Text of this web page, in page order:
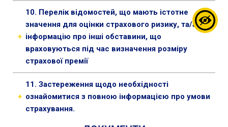
Договір набуває чинності з дати вказаної в
договорі, але не раніше надходження страхового
платежу на поточний рахунок Страховика.
Продовження строку дії Договору неможливе.
Акційні пропозиції відсутні.
+
10. Перелік відомостей, що мають істотне
значення для оцінки страхового ризику, та/або
інформацію про інші обставини, що
враховуються під час визначення розміру
страхової премії
7.1.1. Знищення (пошкодження) ТЗ під час його
перевезення будь-яким транспортом.
7.1.2. Знищення (пошкодження) ТЗ під час
+
11. Застереження щодо необхідності
ознайомитися з повною інформацією про умови
страхування.